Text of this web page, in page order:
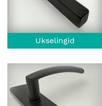
Ukselingid